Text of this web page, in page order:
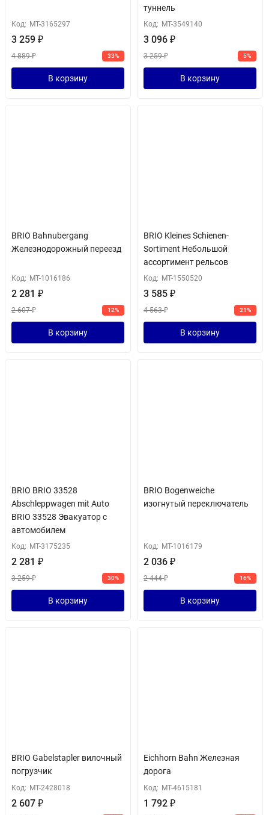
Код: MT-3165297
3 259 ₽
4 889₽ 33%
В корзину
туннель
Код: MT-3549140
3 096 ₽
3 259₽ 5%
В корзину
BRIO Bahnubergang
Железнодорожный переезд
Код: MT-1016186
2 281 ₽
2 607₽ 12%
В корзину
BRIO Kleines Schienen-
Sortiment Небольшой
ассортимент рельсов
Код: MT-1550520
3 585 ₽
4 563₽ 21%
В корзину
BRIO BRIO 33528
Abschleppwagen mit Auto
BRIO 33528 Эвакуатор с
автомобилем
Код: MT-3175235
2 281 ₽
3 259₽ 30%
В корзину
BRIO Bogenweiche
изогнутый переключатель
Код: MT-1016179
2 036 ₽
2 444₽ 16%
В корзину
BRIO Gabelstapler вилочный
погрузчик
Код: MT-2428018
2 607 ₽
Eichhorn Bahn Железная
дорога
Код: MT-4615181
1 792 ₽